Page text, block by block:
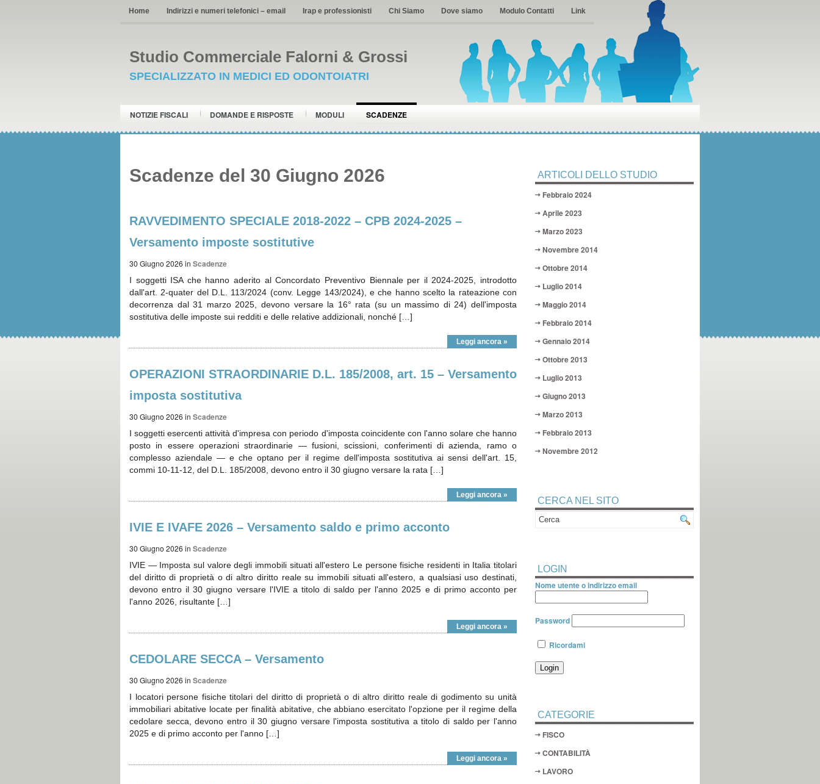
Home Indirizzi e numeri telefonici – email Irap e professionisti Chi Siamo Dove siamo Modulo Contatti Link
Studio Commerciale Falorni & Grossi
SPECIALIZZATO IN MEDICI ED ODONTOIATRI
NOTIZIE FISCALI DOMANDE E RISPOSTE MODULI SCADENZE
Scadenze del 30 Giugno 2026
RAVVEDIMENTO SPECIALE 2018-2022 – CPB 2024-2025 –
Versamento imposte sostitutive
30 Giugno 2026 in Scadenze
I soggetti ISA che hanno aderito al Concordato Preventivo Biennale per il 2024-2025, introdotto
dall'art. 2-quater del D.L. 113/2024 (conv. Legge 143/2024), e che hanno scelto la rateazione con
decorrenza dal 31 marzo 2025, devono versare la 16° rata (su un massimo di 24) dell'imposta
sostitutiva delle imposte sui redditi e delle relative addizionali, nonché […]
Leggi ancora »
OPERAZIONI STRAORDINARIE D.L. 185/2008, art. 15 – Versamento
imposta sostitutiva
30 Giugno 2026 in Scadenze
I soggetti esercenti attività d'impresa con periodo d'imposta coincidente con l'anno solare che hanno
posto in essere operazioni straordinarie — fusioni, scissioni, conferimenti di azienda, ramo o
complesso aziendale — e che optano per il regime dell'imposta sostitutiva ai sensi dell'art. 15,
commi 10-11-12, del D.L. 185/2008, devono entro il 30 giugno versare la rata […]
Leggi ancora »
IVIE E IVAFE 2026 – Versamento saldo e primo acconto
30 Giugno 2026 in Scadenze
IVIE — Imposta sul valore degli immobili situati all'estero Le persone fisiche residenti in Italia titolari
del diritto di proprietà o di altro diritto reale su immobili situati all'estero, a qualsiasi uso destinati,
devono entro il 30 giugno versare l'IVIE a titolo di saldo per l'anno 2025 e di primo acconto per
l'anno 2026, risultante […]
Leggi ancora »
CEDOLARE SECCA – Versamento
30 Giugno 2026 in Scadenze
I locatori persone fisiche titolari del diritto di proprietà o di altro diritto reale di godimento su unità
immobiliari abitative locate per finalità abitative, che abbiano esercitato l'opzione per il regime della
cedolare secca, devono entro il 30 giugno versare l'imposta sostitutiva a titolo di saldo per l'anno
2025 e di primo acconto per l'anno […]
Leggi ancora »
ARTICOLI DELLO STUDIO
Febbraio 2024
Aprile 2023
Marzo 2023
Novembre 2014
Ottobre 2014
Luglio 2014
Maggio 2014
Febbraio 2014
Gennaio 2014
Ottobre 2013
Luglio 2013
Giugno 2013
Marzo 2013
Febbraio 2013
Novembre 2012
CERCA NEL SITO
LOGIN
Nome utente o indirizzo email
Password
Ricordami
CATEGORIE
FISCO
CONTABILITÀ
LAVORO